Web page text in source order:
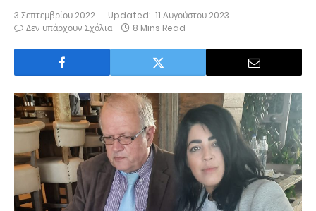
3 Σεπτεμβρίου 2022 Updated: 11 Αυγούστου 2023
Δεν υπάρχουν Σχόλια
8 Mins Read